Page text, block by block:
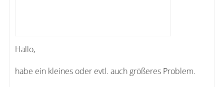
Hallo,
habe ein kleines oder evtl. auch größeres Problem.